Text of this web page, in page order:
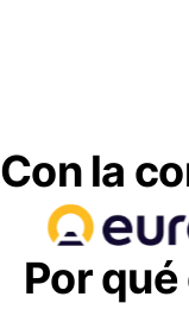
Con la
Por